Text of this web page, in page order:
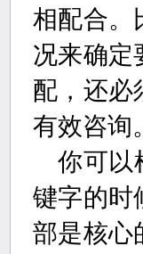
相配合。
况来确定
配，还必
有效咨询
你可以
键字的时
部是核心